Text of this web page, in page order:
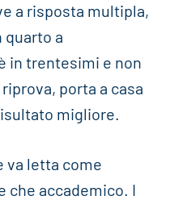
a risposta multipla,
quarto a
in trentesimi e non
porta a casa
migliore.
va letta come
che accademico. I